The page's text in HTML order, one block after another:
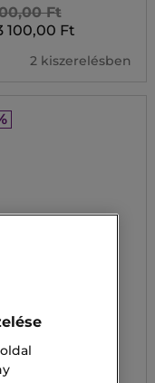
Ft
100,00 Ft
2 kiszerelésben